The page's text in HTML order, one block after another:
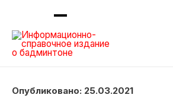
Опубликовано: 25.03.2021